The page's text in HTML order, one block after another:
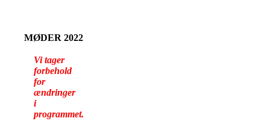
MØDER 2022
Vi tager
forbehold
for
ændringer
i
programmet.